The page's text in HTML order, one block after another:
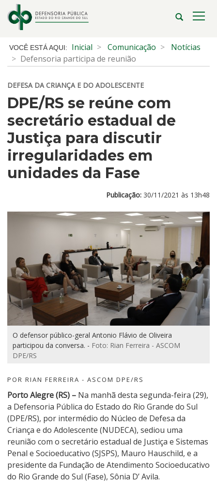
para
para
menu
para
busca
Abrir
Início
conteúdo
Inicial Comunicação
Notícias
Defensoria participa de reunião
DEFESA DA CRIANÇA E DO ADOLESCENTE
DPE/RS se reúne com
secretário estadual de
Justiça para discutir
irregularidades em
unidades da Fase
Publicação: 30/11/2021 às 13h48
O defensor público-geral Antonio Flávio de Oliveira
participou da conversa. - Foto: Rian Ferreira - ASCOM
DPE/RS
POR RIAN FERREIRA - ASCOM DPE/RS
Porto Alegre (RS) – Na manhã desta segunda-feira (29),
a Defensoria Pública do Estado do Rio Grande do Sul
(DPE/RS), por intermédio do Núcleo de Defesa da
Criança e do Adolescente (NUDECA), sediou uma
reunião com o secretário estadual de Justiça e Sistemas
Penal e Socioeducativo (SJSPS), Mauro Hauschild, e a
presidente da Fundação de Atendimento Socioeducativo
do Rio Grande do Sul (Fase), Sônia D’ Avila.